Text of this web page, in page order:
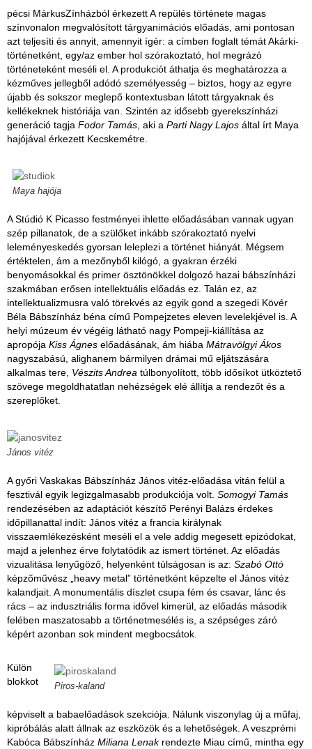
pécsi MárkusZínházból érkezett A repülés története magas
színvonalon megvalósított tárgyanimációs előadás, ami pontosan
azt teljesíti és annyit, amennyit ígér: a címben foglalt témát Akárki-
történetként, egy/az ember hol szórakoztató, hol megrázó
történeteként meséli el. A produkciót áthatja és meghatározza a
kézműves jellegből adódó személyesség – biztos, hogy az egyre
újabb és sokszor meglepő kontextusban látott tárgyaknak és
kellékeknek históriája van. Szintén az idősebb gyerekszínházi
generáció tagja Fodor Tamás , aki a Parti Nagy Lajos által írt Maya
hajójával érkezett Kecskemétre.
Maya hajója
A Stúdió K Picasso festményei ihlette előadásában vannak ugyan
szép pillanatok, de a szülőket inkább szórakoztató nyelvi
leleményeskedés gyorsan leleplezi a történet hiányát. Mégsem
értéktelen, ám a mezőnyből kilógó, a gyakran érzéki
benyomásokkal és primer ösztönökkel dolgozó hazai bábszínházi
szakmában erősen intellektuális előadás ez. Talán ez, az
intellektualizmusra való törekvés az egyik gond a szegedi Kövér
Béla Bábszínház béna című Pompejzetes eleven levelekjével is. A
helyi múzeum év végéig látható nagy Pompeji-kiállítása az
apropója Kiss Ágnes előadásának, ám hiába Mátravölgyi Ákos
nagyszabású, alighanem bármilyen drámai mű eljátszására
alkalmas tere, Vészits Andrea túlbonyolított, több idősíkot ütköztető
szövege megoldhatatlan nehézségek elé állítja a rendezőt és a
szereplőket.
János vitéz
A győri Vaskakas Bábszínház János vitéz-előadása vitán felül a
fesztivál egyik legizgalmasabb produkciója volt. Somogyi Tamás
rendezésében az adaptációt készítő Perényi Balázs érdekes
időpillanattal indít: János vitéz a francia királynak
visszaemlékezésként meséli el a vele addig megesett epizódokat,
majd a jelenhez érve folytatódik az ismert történet. Az előadás
vizualitása lenyűgöző, helyenként túlságosan is az: Szabó Ottó
képzőművész „heavy metal” történetként képzelte el János vitéz
kalandjait. A monumentális díszlet csupa fém és csavar, lánc és
rács – az indusztriális forma idővel kimerül, az előadás második
felében maszatosabb a történetmesélés is, a szépséges záró
képért azonban sok mindent megbocsátok.
Piros-kaland
Külön
blokkot
képviselt a babaelőadások szekciója. Nálunk viszonylag új a műfaj,
kipróbálás alatt állnak az eszközök és a lehetőségek. A veszprémi
Kabóca Bábszínház Miliana Lenakrendezte Miau című, mintha egy